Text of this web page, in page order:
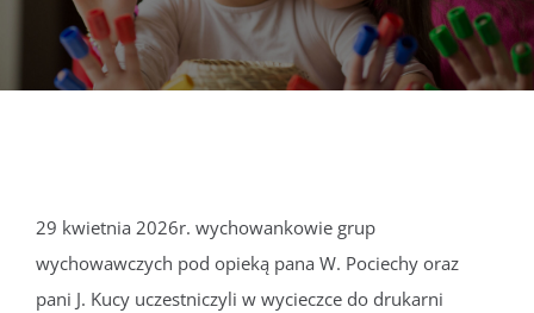
DOKUMENTY
PROJEKTY
29 kwietnia 2026r. wychowankowie grup
wychowawczych pod opieką pana W. Pociechy oraz
pani J. Kucy uczestniczyli w wycieczce do drukarni